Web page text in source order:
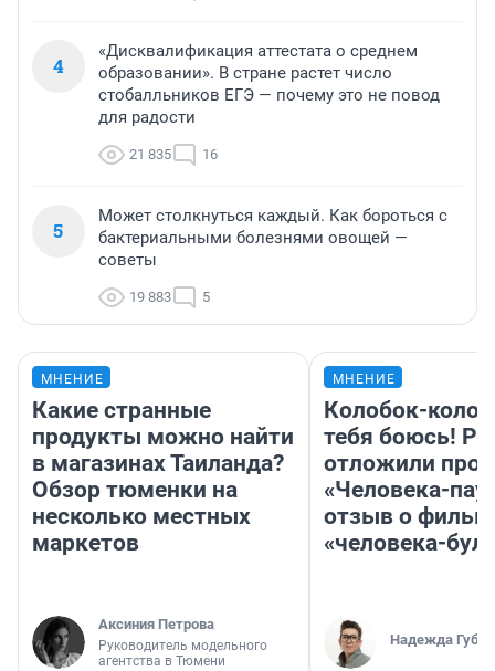
4
«Дисквалификация аттестата о среднем
образовании». В стране растет число
стобалльников ЕГЭ — почему это не повод
для радости
21 835 16
5
Может столкнуться каждый. Как бороться с
бактериальными болезнями овощей —
советы
19 883 5
МНЕНИЕ
Какие странные
продукты можно найти
в магазинах Таиланда?
Обзор тюменки на
несколько местных
маркетов
Аксиния Петрова
Руководитель модельного
агентства в Тюмени
МНЕНИЕ
Колобок-
тебя боюсь!
отложили
«Человека-
отзыв о
«человека-
Надежда